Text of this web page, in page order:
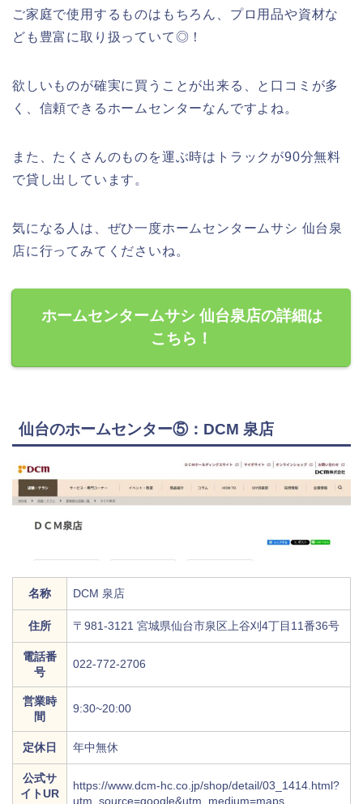
ご家庭で使用するものはもちろん、プロ用品や資材な
ども豊富に取り扱っていて◎！
欲しいものが確実に買うことが出来る、と口コミが多
く、信頼できるホームセンターなんですよね。
また、たくさんのものを運ぶ時はトラックが90分無料
で貸し出しています。
気になる人は、ぜひ一度ホームセンタームサシ 仙台泉
店に行ってみてくださいね。
ホームセンタームサシ 仙台泉店の詳細は
こちら！
仙台のホームセンター⑤：DCM 泉店
名称 DCM 泉店
住所 〒981-3121 宮城県仙台市泉区上谷刈4丁目11番36号
電話番
号
022-772-2706
営業時
間
9:30~20:00
定休日 年中無休
公式サ
イトUR
https://www.dcm-hc.co.jp/shop/detail/03_1414.html?
utm_source=google&utm_medium=maps